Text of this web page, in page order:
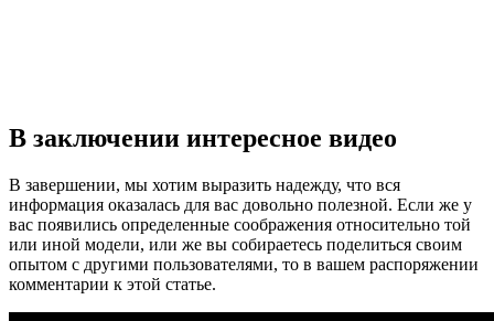
В заключении интересное видео
В завершении, мы хотим выразить надежду, что вся
информация оказалась для вас довольно полезной. Если же у
вас появились определенные соображения относительно той
или иной модели, или же вы собираетесь поделиться своим
опытом с другими пользователями, то в вашем распоряжении
комментарии к этой статье.